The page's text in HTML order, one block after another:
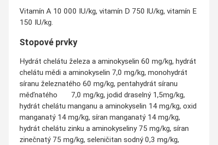
Vitamín A 10 000 IU/kg, vitamín D 750 lU/kg, vitamín E
150 IU/kg.
Stopové prvky
Hydrát chelátu železa a aminokyselin 60 mg/kg, hydrát
chelátu mědi a aminokyselin 7,0 mg/kg, monohydrát
síranu železnatého 60 mg/kg, pentahydrát síranu
měďnatého 7,0 mg/kg, jodid draselný 1,5mg/kg,
hydrát chelátu manganu a aminokyselin 14 mg/kg, oxid
manganatý 14 mg/kg, síran manganatý 14 mg/kg,
hydrát chelátu zinku a aminokyseliny 75 mg/kg, síran
zinečnatý 75 mg/kg, seleničitan sodný 0,3 mg/kg,